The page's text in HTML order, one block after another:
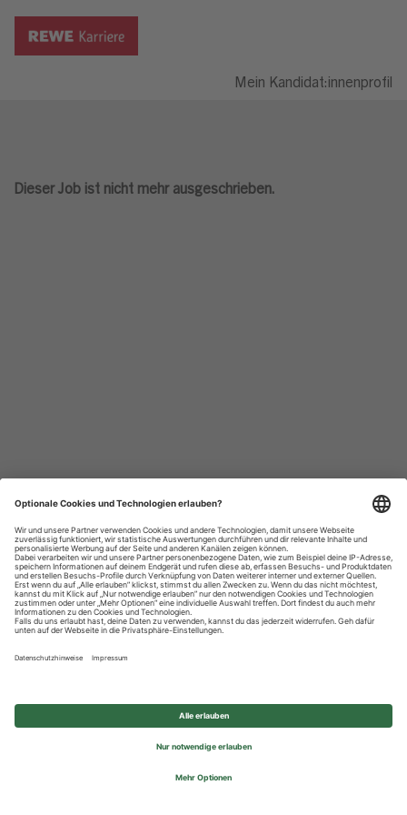
Mein Kandidat:innenprofil
Dieser Job ist nicht mehr ausgeschrieben.
Datenschutzhinweise
Impressum
Privatsphäre-Einstellungen
© 2026 REWE Group - All rights reserved